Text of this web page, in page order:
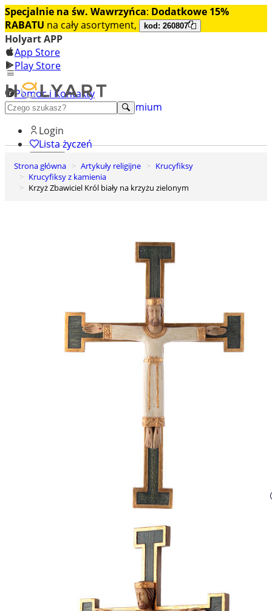
Specjalnie na św. Wawrzyńca: Dodatkowe 15%
RABATU na cały asortyment, kod: 260807
Holyart APP
App Store
Play Store
Pomoc i Kontakty
+48 222 922 860
Odkryj premium
Login
Lista życzeń
0
Koszyk
Strona główna Artykuły religijne
Krucyfiksy
Krucyfiksy z kamienia
Krzyż Zbawiciel Król biały na krzyżu zielonym